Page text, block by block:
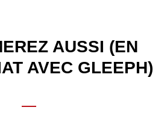
AUSSI (EN
AVEC GLEEPH)